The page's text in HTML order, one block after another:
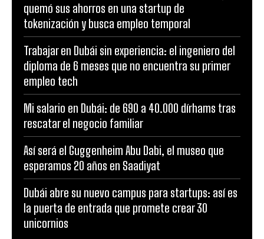
quemó sus ahorros en una startup de
tokenización y busca empleo temporal
Trabajar en Dubái sin experiencia: el ingeniero del
diploma de 6 meses que no encuentra su primer
empleo tech
Mi salario en Dubái: de 690 a 40.000 dírhams tras
rescatar el negocio familiar
Así será el Guggenheim Abu Dabi, el museo que
esperamos 20 años en Saadiyat
Dubái abre su nuevo campus para startups: así es
la puerta de entrada que promete crear 30
unicornios